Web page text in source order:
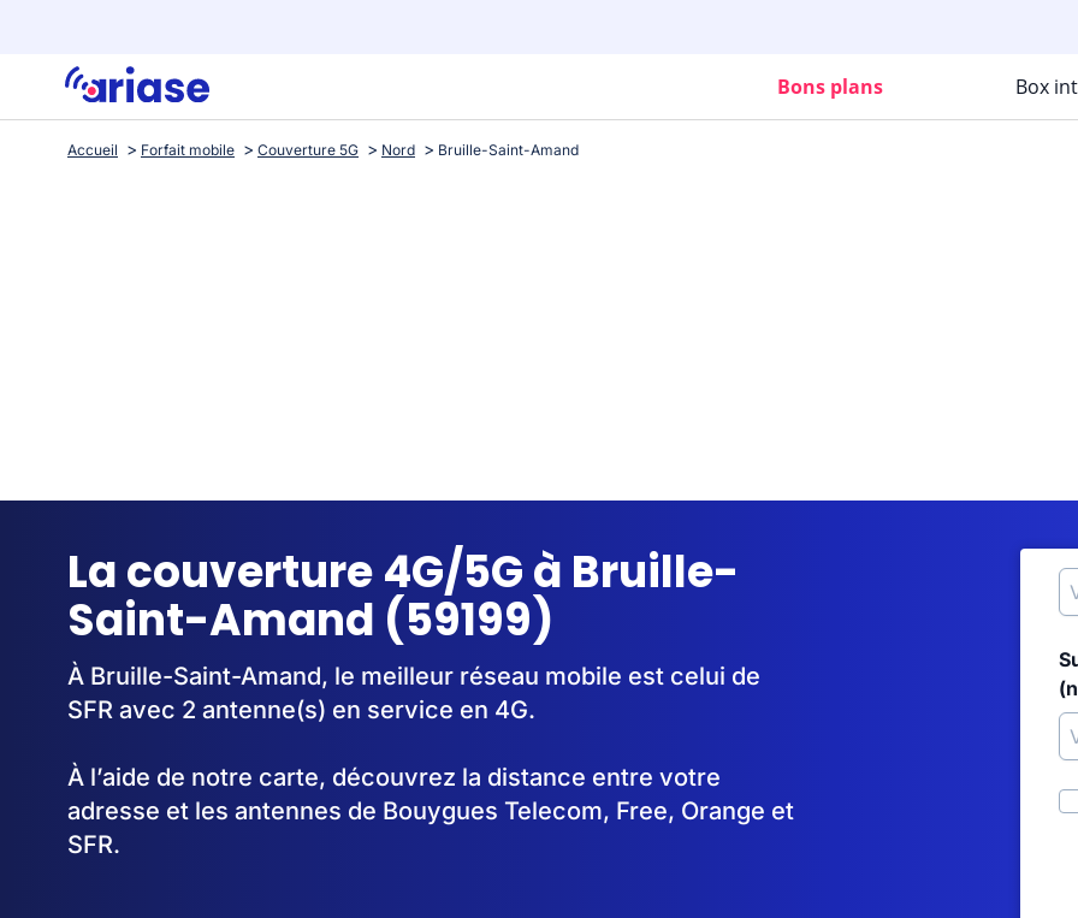
Bons plans Box
Accueil Forfait mobile Couverture 5G Nord Bruille-Saint-Amand
La couverture 4G/5G à Bruille-
Saint-Amand (59199)
À Bruille-Saint-Amand, le meilleur réseau mobile est celui de
SFR avec 2 antenne(s) en service en 4G.
À l’aide de notre carte, découvrez la distance entre votre
adresse et les antennes de Bouygues Telecom, Free, Orange et
SFR.